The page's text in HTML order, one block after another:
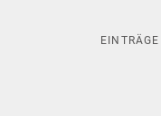
EINTRÄGE